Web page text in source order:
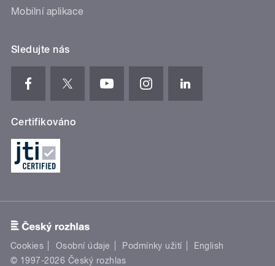
Mobilní aplikace
Sledujte nás
Certifikováno
Cookies Osobní údaje Podmínky užití
English
© 1997-2026 Český rozhlas